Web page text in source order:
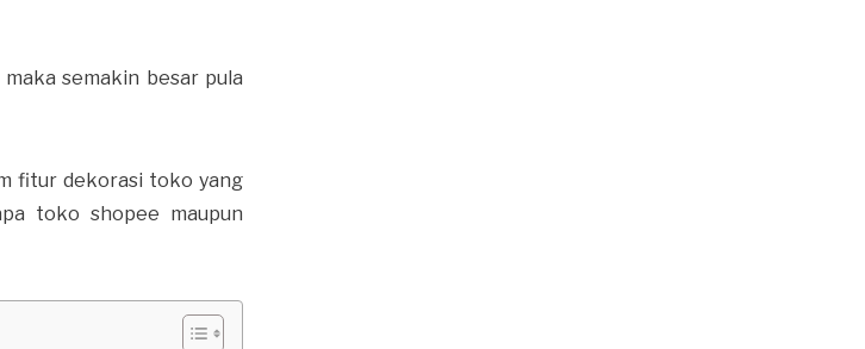
semakin besar pula
fitur dekorasi toko yang
toko shopee maupun